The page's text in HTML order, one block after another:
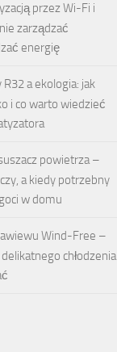
przez Wi-Fi i
zarządzać
energię
R32 a ekologia: jak
i co warto wiedzieć
powietrza –
a kiedy potrzebny
w domu
Wind-Free –
chłodzenia